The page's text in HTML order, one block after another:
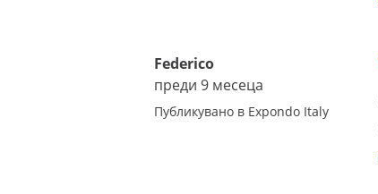
Federico
преди 9 месеца
Публикувано в Expondo Italy